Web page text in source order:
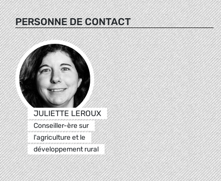
PERSONNE DE CONTACT
JULIETTE LEROUX
Conseiller-ère sur
l'agriculture et le
développement rural